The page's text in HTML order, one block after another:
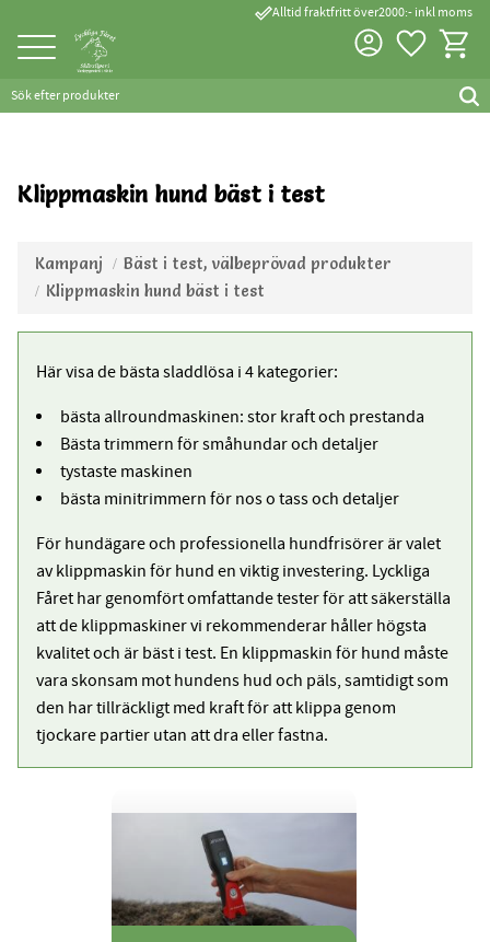
Meny
done_outlineAlltid fraktfritt över2000:- inkl moms
Favoriter
Klippmaskin hund bäst i test
Kampanj
Bäst i test, välbeprövad produkter
Klippmaskin hund bäst i test
Här visa de bästa sladdlösa i 4 kategorier:
bästa allroundmaskinen: stor kraft och prestanda
Bästa trimmern för småhundar och detaljer
tystaste maskinen
bästa minitrimmern för nos o tass och detaljer
För hundägare och professionella hundfrisörer är valet
av klippmaskin för hund en viktig investering. Lyckliga
Fåret har genomfört omfattande tester för att säkerställa
att de klippmaskiner vi rekommenderar håller högsta
kvalitet och är bäst i test. En klippmaskin för hund måste
vara skonsam mot hundens hud och päls, samtidigt som
den har tillräckligt med kraft för att klippa genom
tjockare partier utan att dra eller fastna.